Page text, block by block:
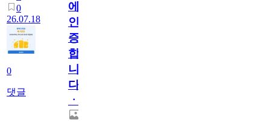
0
26.07.18
0
댓글
에
인
증
합
니
다
ㆍ